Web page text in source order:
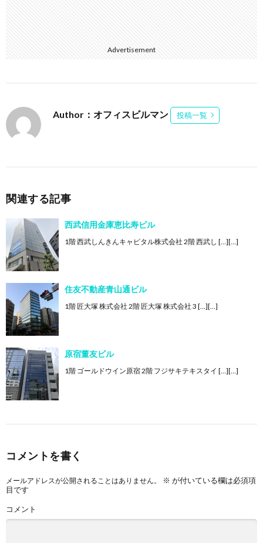
Advertisement
Author：オフィスビルマン 投稿一覧
関連する記事
西武信用金庫恵比寿ビル
1階 西武しんきんキャピタル株式会社 2階 西武し […][…]
住友不動産青山通ビル
1階 匠大塚 株式会社 2階 匠大塚 株式会社 3 […][…]
原宿董友ビル
1階 ゴールドウイン原宿 2階 フジサキテキスタイ […][…]
コメントを書く
メールアドレスが公開されることはありません。 ※ が付いている欄は必須項
目です
コメント